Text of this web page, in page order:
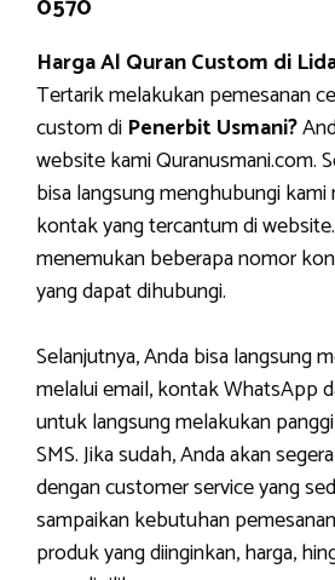
Harga Al Quran Custom di
Tertarik melakukan pemesanan
custom di Penerbit Usmani?
website kami Quranusmani.com.
bisa langsung menghubungi
kontak yang tercantum di
menemukan beberapa nomor
yang dapat dihubungi.
Selanjutnya, Anda bisa langsung
melalui email, kontak WhatsApp
untuk langsung melakukan
SMS. Jika sudah, Anda akan
dengan customer service yang
sampaikan kebutuhan
produk yang diinginkan, harga,